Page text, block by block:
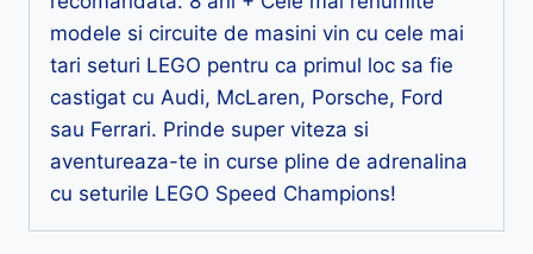
modele si circuite de masini vin cu cele mai
tari seturi LEGO pentru ca primul loc sa fie
castigat cu Audi, McLaren, Porsche, Ford
sau Ferrari. Prinde super viteza si
aventureaza-te in curse pline de adrenalina
cu seturile LEGO Speed Champions!